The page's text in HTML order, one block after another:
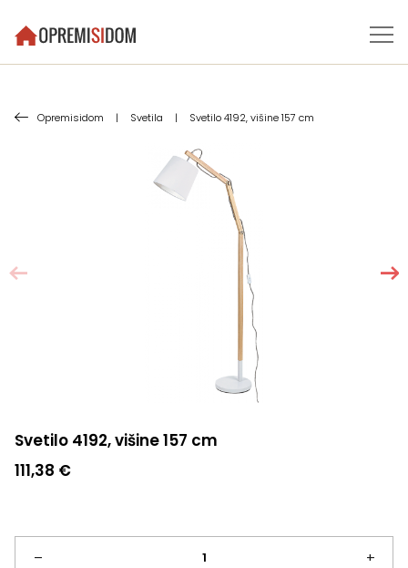
Opremisidom | Svetila | Svetilo 4192, višine 157 cm
Svetilo 4192, višine 157 cm
111,38 €
–
Svetilo +